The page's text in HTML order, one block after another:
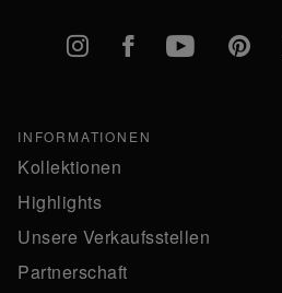
Instagram
FacebookYouTube
INFORMATIONEN
Kollektionen
Highlights
Unsere Verkaufsstellen
Partnerschaft